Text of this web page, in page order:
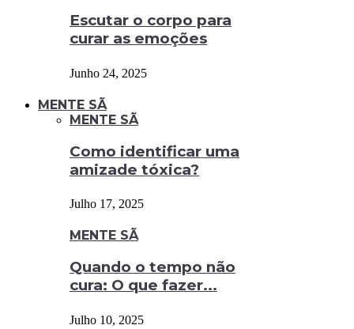
Escutar o corpo para
curar as emoções
Junho 24, 2025
MENTE SÃ
MENTE SÃ
Como identificar uma
amizade tóxica?
Julho 17, 2025
MENTE SÃ
Quando o tempo não
cura: O que fazer...
Julho 10, 2025